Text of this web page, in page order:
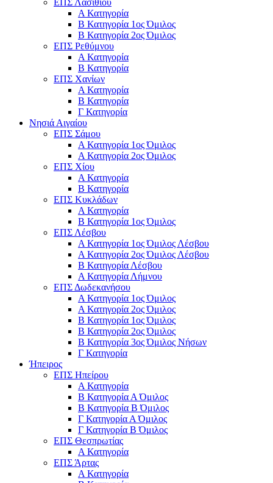
ΕΠΣ Λασιθίου
Α Κατηγορία
Β Κατηγορία 1ος Όμιλος
Β Κατηγορία 2ος Όμιλος
ΕΠΣ Ρεθύμνου
Α Κατηγορία
Β Κατηγορία
ΕΠΣ Χανίων
Α Κατηγορία
Β Κατηγορία
Γ Κατηγορία
Νησιά Αιγαίου
ΕΠΣ Σάμου
Α Κατηγορία 1ος Όμιλος
Α Κατηγορία 2ος Όμιλος
ΕΠΣ Χίου
Α Κατηγορία
Β Κατηγορία
ΕΠΣ Κυκλάδων
Α Κατηγορία
Β Κατηγορία 1ος Όμιλος
ΕΠΣ Λέσβου
Α Κατηγορία 1ος Όμιλος Λέσβου
Α Κατηγορία 2ος Όμιλος Λέσβου
B Κατηγορία Λέσβου
Α Κατηγορία Λήμνου
ΕΠΣ Δωδεκανήσου
Α Κατηγορία 1ος Όμιλος
Α Κατηγορία 2ος Όμιλος
Β Κατηγορία 1ος Όμιλος
Β Κατηγορία 2ος Όμιλος
Β Κατηγορία 3ος Όμιλος Νήσων
Γ Κατηγορία
Ήπειρος
ΕΠΣ Ηπείρου
Α Κατηγορία
Β Κατηγορία Α Όμιλος
Β Κατηγορία Β Όμιλος
Γ Κατηγορία Α Όμιλος
Γ Κατηγορία Β Όμιλος
ΕΠΣ Θεσπρωτίας
Α Κατηγορία
ΕΠΣ Άρτας
Α Κατηγορία